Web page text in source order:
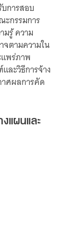
การสอบ
กรรมการ
มรู้ ความ
จตามความใน
แพร่ภาพ
ละวิธีการจ้าง
ศผลการคัด
แผนและ